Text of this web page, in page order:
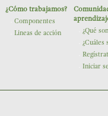
The Nature Conservancy
¿Cómo trabajamos?
Componentes
Lineas de acción
¿Qué
¿Cuáles
Iniciar